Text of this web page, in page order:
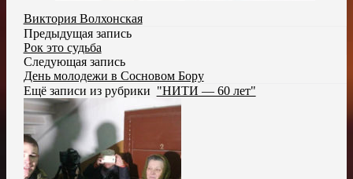
Виктория Волхонская
Предыдущая запись
Рок это судьба
Следующая запись
День молодежи в Сосновом Бору
Ещё записи из рубрики "НИТИ — 60 лет"